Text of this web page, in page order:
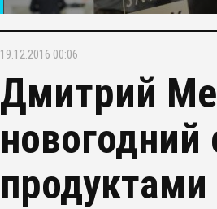
19.12.2016 00:06
Дмитрий
продуктами